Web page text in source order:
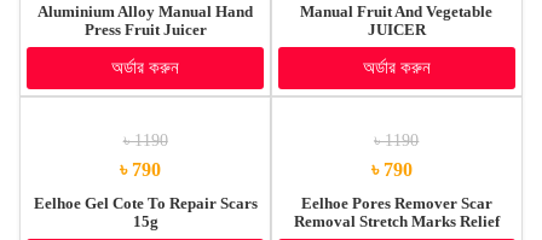
Aluminium Alloy Manual Hand
Press Fruit Juicer
অর্ডার করুন
Manual Fruit And Vegetable
JUICER
অর্ডার করুন
৳ 790
৳ 1190
Eelhoe Gel Cote To Repair Scars
15g
৳ 790
৳ 1190
Eelhoe Pores Remover Scar
Removal Stretch Marks Relief